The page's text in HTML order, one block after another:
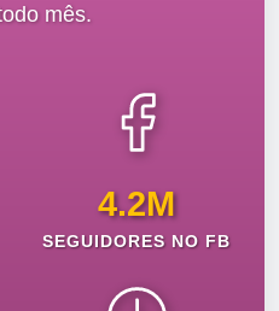
mês.
4.2M
SEGUIDORES NO FB